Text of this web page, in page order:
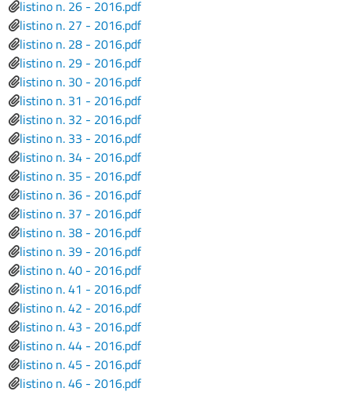
File
listino n. 26 - 2016.pdf
File
listino n. 27 - 2016.pdf
File
listino n. 28 - 2016.pdf
File
listino n. 29 - 2016.pdf
File
listino n. 30 - 2016.pdf
File
listino n. 31 - 2016.pdf
File
listino n. 32 - 2016.pdf
File
listino n. 33 - 2016.pdf
File
listino n. 34 - 2016.pdf
File
listino n. 35 - 2016.pdf
File
listino n. 36 - 2016.pdf
File
listino n. 37 - 2016.pdf
File
listino n. 38 - 2016.pdf
File
listino n. 39 - 2016.pdf
File
listino n. 40 - 2016.pdf
File
listino n. 41 - 2016.pdf
File
listino n. 42 - 2016.pdf
File
listino n. 43 - 2016.pdf
File
listino n. 44 - 2016.pdf
File
listino n. 45 - 2016.pdf
File
listino n. 46 - 2016.pdf